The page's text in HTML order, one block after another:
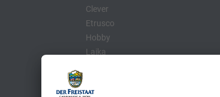
Clever
Etrusco
Hobby
Laika